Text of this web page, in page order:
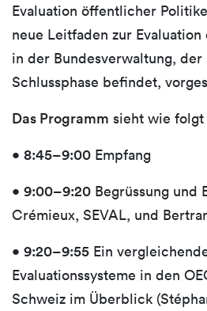
Evaluation öffentlicher
neue Leitfaden zur
in der Bundesverwaltung,
Schlussphase befindet,
Das Programm sieht wie folgt
• 8:45–9:00 Empfang
• 9:00–9:20 Begrüssung und
Crémieux, SEVAL, und
• 9:20–9:55 Ein
Evaluationssysteme in den
Schweiz im Überblick